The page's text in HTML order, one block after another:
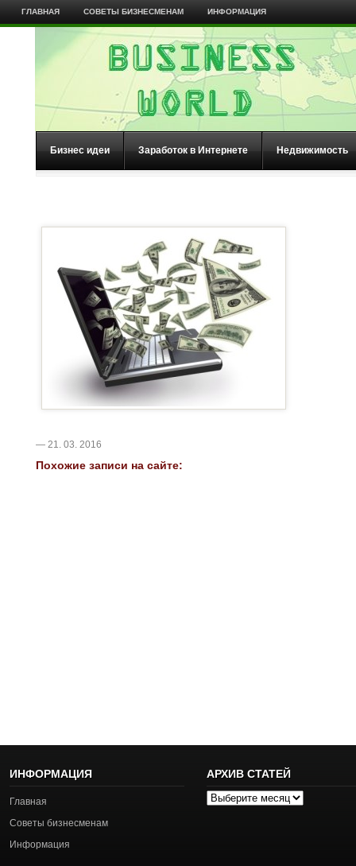
ГЛАВНАЯ СОВЕТЫ БИЗНЕСМЕНАМ ИНФОРМАЦИЯ
Бизнес идеи Заработок в Интернете Недвижимость
— 21. 03. 2016
Похожие записи на сайте:
ИНФОРМАЦИЯ
Главная
Советы бизнесменам
Информация
АРХИВ СТАТЕЙ
Архив